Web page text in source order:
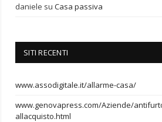
daniele su Casa passiva
SITI RECENTI
www.assodigitale.it/allarme-casa/
www.genovapress.com/Aziende/
allacquisto.html